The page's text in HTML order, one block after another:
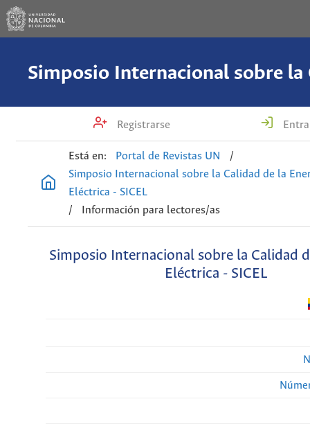
Registrarse
Está en: Portal de Revistas UN
/
Simposio Internacional sobre la Calidad de la
Eléctrica - SICEL
/
Información para lectores/as
Simposio Internacional sobre la Calidad
Eléctrica - SICEL